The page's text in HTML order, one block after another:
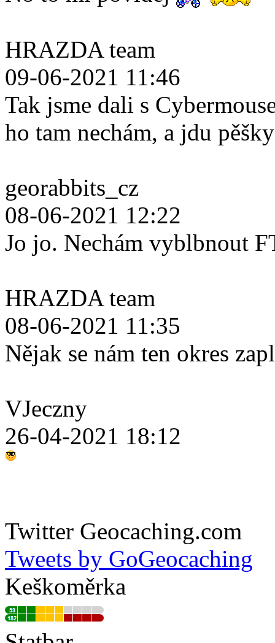
HRAZDA team
09-06-2021 11:46
Tak jsme dali s
ho tam nechám, a jdu
georabbits_cz
08-06-2021 12:22
Jo jo. Nechám vyblbnout
HRAZDA team
08-06-2021 11:35
Nějak se nám ten okres
VJeczny
26-04-2021 18:12
Twitter Geocaching.com
Tweets by GoGeocaching
Keškoměrka